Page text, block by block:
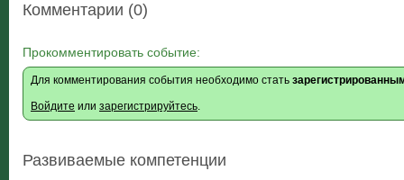
Комментарии (0)
Прокомментировать событие:
Для комментирования события необходимо стать
Войдите или зарегистрируйтесь.
Развиваемые компетенции